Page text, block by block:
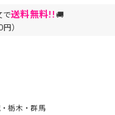
で送料無料!!🚚
）
栃木・群馬